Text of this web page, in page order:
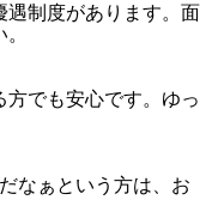
遇制度があります。面
でも安心です。ゆっ
なぁという方は、お